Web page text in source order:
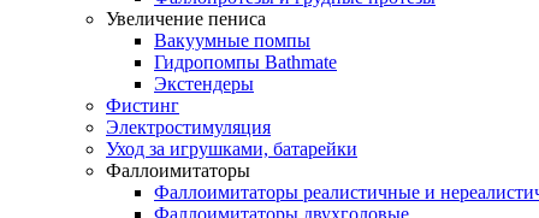
Увеличение пениса
Вакуумные помпы
Гидропомпы Bathmate
Экстендеры
Фистинг
Электростимуляция
Уход за игрушками, батарейки
Фаллоимитаторы
Фаллоимитаторы реалистичные и
Фаллоимитаторы двухголовые